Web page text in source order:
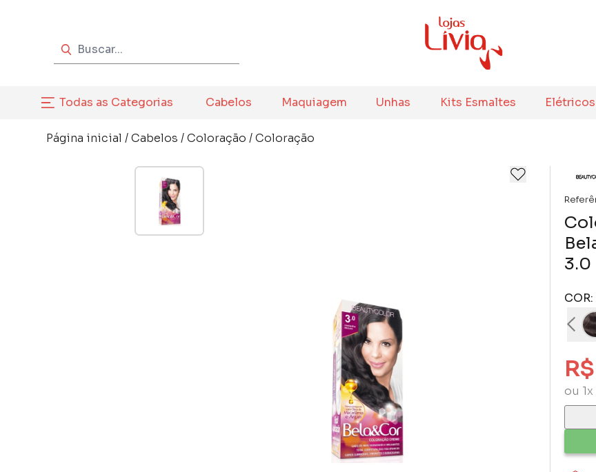
Todas as Categorias Cabelos Maquiagem Unhas Kits Esmaltes Elétricos
Página inicial /Cabelos /Coloração /Coloração
3.0
COR:
ou 1x